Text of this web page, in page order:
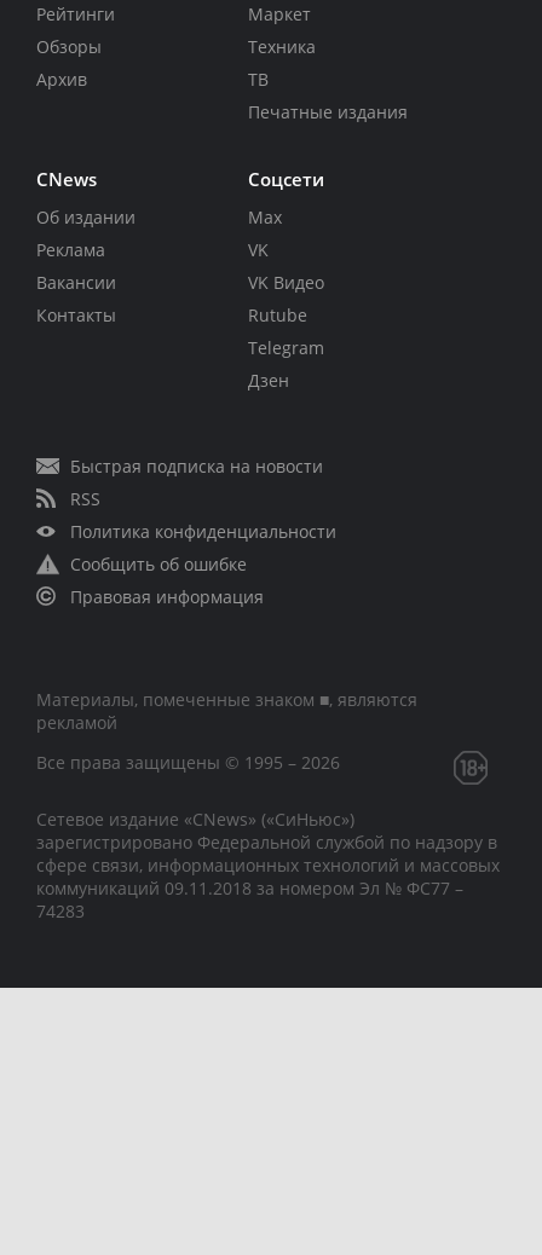
Рейтинги
Обзоры
Архив
Маркет
Техника
ТВ
Печатные издания
CNews
Об издании
Реклама
Вакансии
Контакты
Соцсети
Max
VK
VK Видео
Rutube
Telegram
Дзен
Быстрая подписка на новости
RSS
Политика конфиденциальности
Сообщить об ошибке
Правовая информация
Материалы, помеченные знаком ■, являются
рекламой
Все права защищены © 1995 – 2026
Сетевое издание «CNews» («СиНьюс»)
зарегистрировано Федеральной службой по надзору в
сфере связи, информационных технологий и массовых
коммуникаций 09.11.2018 за номером Эл № ФС77 –
74283